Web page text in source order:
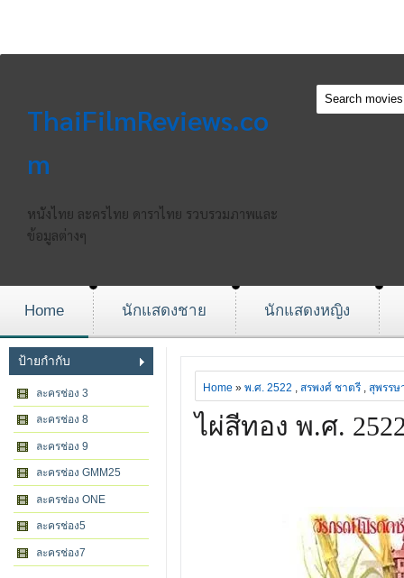
ThaiFilmReviews.co
m
หนังไทย ละครไทย ดาราไทย รวบรวมภาพและ
ข้อมูลต่างๆ
Home นักแสดงชาย นักแสดงหญิง
ป้ายกำกับ
ละครช่อง 3
ละครช่อง 8
ละครช่อง 9
ละครช่อง GMM25
ละครช่อง ONE
ละครช่อง5
ละครช่อง7
Home » พ.ศ. 2522 , สรพงศ์ ชาตรี , สุพรรษ
ไผ่สีทอง พ.ศ.